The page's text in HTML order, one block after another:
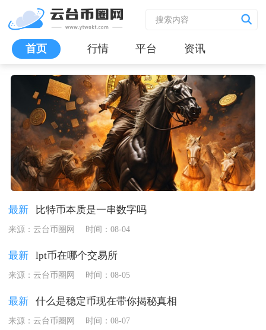
首页 行情 平台 资讯
比特币和比特币合约的区别是什么
最新 比特币本质是一串数字吗
来源：云台币圈网 时间：08-04
最新 lpt币在哪个交易所
来源：云台币圈网 时间：08-05
最新 什么是稳定币现在带你揭秘真相
来源：云台币圈网 时间：08-07